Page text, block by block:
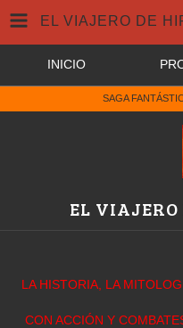
EL VIAJERO DE
INICIO
SAGA
EL VIAJERO
LA HISTORIA, LA
CON ACCIÓN Y